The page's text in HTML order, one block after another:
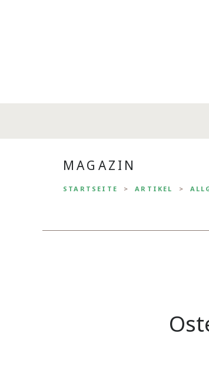
MAGAZIN
STARTSEITE ARTIKEL